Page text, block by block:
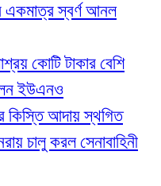
একমাত্র স্বর্ণ আনল
কোটি টাকার বেশি
ইউএনও
কিস্তি আদায় স্থগিত
চালু করল সেনাবাহিনী